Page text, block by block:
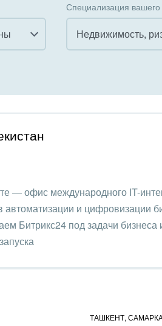
Специализация вашего
Коммунальные
организации,
организации
— офис международного IT-
и цифровизации
Битрикс24 под задачи бизнеса
ТАШКЕНТ,